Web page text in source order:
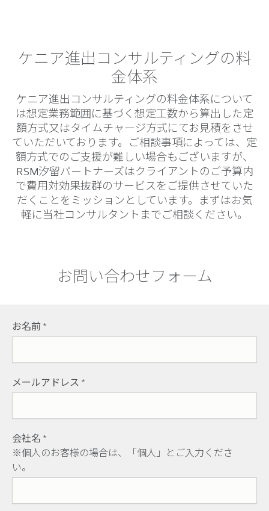
ケニア進出コンサルティングの料
金体系
ケニア進出コンサルティングの料金体系について
は想定業務範囲に基づく想定工数から算出した定
額方式又はタイムチャージ方式にてお見積をさせ
ていただいております。ご相談事項によっては、定
額方式でのご支援が難しい場合もございますが、
RSM汐留パートナーズはクライアントのご予算内
で費用対効果抜群のサービスをご提供させていた
だくことをミッションとしています。まずはお気
軽に当社コンサルタントまでご相談ください。
お問い合わせフォーム
お名前 *
メールアドレス *
会社名 *
※個人のお客様の場合は、「個人」とご入力くださ
い。